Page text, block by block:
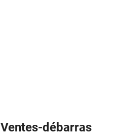
Ventes-débarras